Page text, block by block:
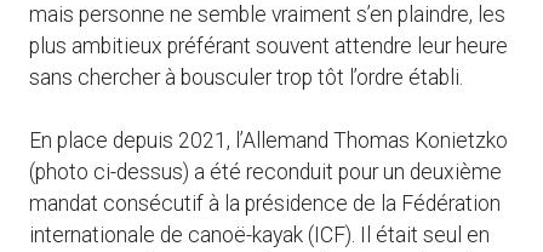
mais personne ne semble vraiment s’en plaindre, les
plus ambitieux préférant souvent attendre leur heure
sans chercher à bousculer trop tôt l’ordre établi.
En place depuis 2021, l’Allemand Thomas Konietzko
(photo ci-dessus) a été reconduit pour un deuxième
mandat consécutif à la présidence de la Fédération
internationale de canoë-kayak (ICF). Il était seul en